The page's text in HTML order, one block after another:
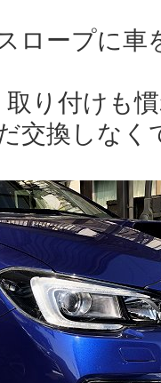
ロープに
り付けも
交換しなく